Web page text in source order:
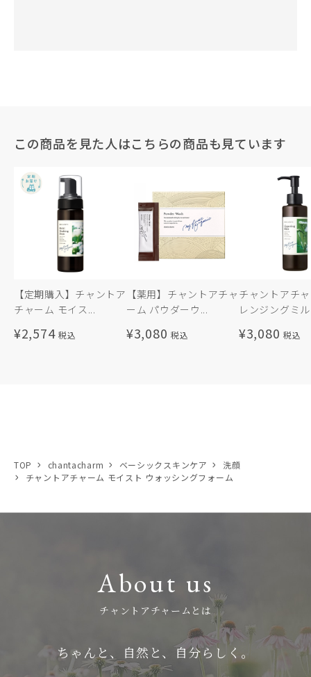
TOP chantacharm ベーシックスキンケア
洗顔
チャントアチャーム モイスト ウォッシングフォーム
この商品を見た人はこちらの商品も見ています
【定期購入】チャントア
チャーム モイス...
¥2,574
【薬用】チャントアチャ
ーム パウダーウ...
¥3,080
チャントアチ
レンジングミ
¥3,080
About us
チャントアチャームとは
ちゃんと、自然と、自分らしく。